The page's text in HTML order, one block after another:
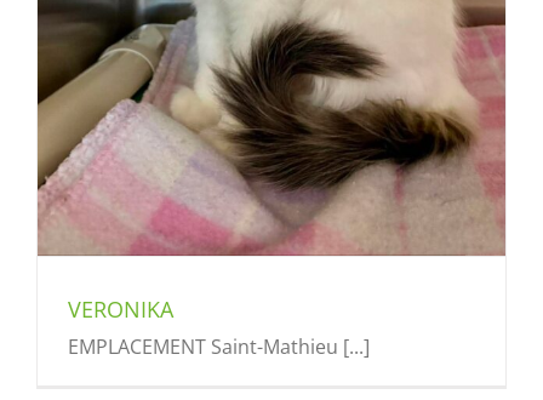
VERONIKA
EMPLACEMENT Saint-Mathieu [...]